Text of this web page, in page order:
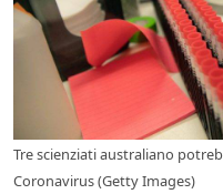
Tre scienziati australiano
Coronavirus (Getty Images)